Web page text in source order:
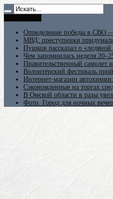
Определение победы в СВО
МВД: преступники придумали
Пушков рассказал о
Чем запомнилась неделя
Правительственный самолет
Волонтёрский фестиваль
Интернет-магазин
Сэкономленные на торгах
В Омской области в разы
Фото. Город для ночных